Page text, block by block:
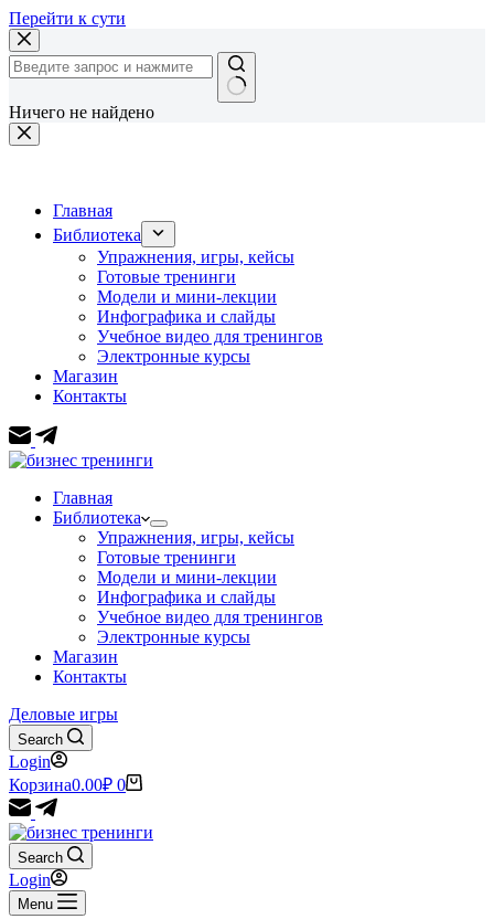
Перейти к сути
Ничего не найдено
Главная
Библиотека
Упражнения, игры, кейсы
Готовые тренинги
Модели и мини-лекции
Инфографика и слайды
Учебное видео для тренингов
Электронные курсы
Магазин
Контакты
Главная
Библиотека
Упражнения, игры, кейсы
Готовые тренинги
Модели и мини-лекции
Инфографика и слайды
Учебное видео для тренингов
Электронные курсы
Магазин
Контакты
Деловые игры
Search
Login
Корзина0.00₽ 0
Search
Login
Menu